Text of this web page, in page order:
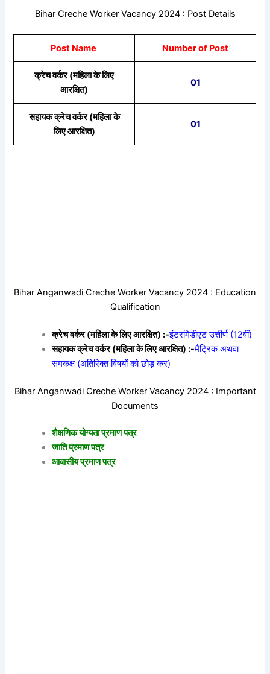
Bihar Creche Worker Vacancy 2024 : Post Details
Post Name Number of Post
क्रेच वर्कर (महिला के लिए
आरक्षित)
01
सहायक क्रेच वर्कर (महिला के
लिए आरक्षित)
01
Bihar Anganwadi Creche Worker Vacancy 2024 : Education
Qualification
क्रेच वर्कर (महिला के लिए आरक्षित) :-इंटरमिडीएट उत्तीर्ण (12वीं)
सहायक क्रेच वर्कर (महिला के लिए आरक्षित) :-मैट्रिक अथवा
समकक्ष (अतिरिक्त विषयों को छोड़ कर)
Bihar Anganwadi Creche Worker Vacancy 2024 : Important
Documents
शैक्षणिक योग्यता प्रमाण पत्र
जाति प्रमाण पत्र
आवासीय प्रमाण पत्र